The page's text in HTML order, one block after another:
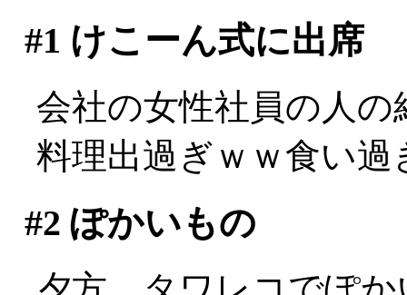
#1 けこーん式に出席
会社の女性社員の人の
料理出過ぎｗｗ食い
#2 ぽかいもの